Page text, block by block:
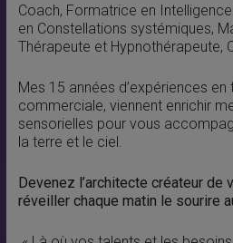
Coach, Formatrice en
en Constellations systémiques,
Thérapeute et Hypnothérapeute,
Mes 15 années d’expériences
commerciale, viennent enrichir
sensorielles pour vous
la terre et le ciel.
Devenez l’architecte créateur de
réveiller chaque matin le sourire